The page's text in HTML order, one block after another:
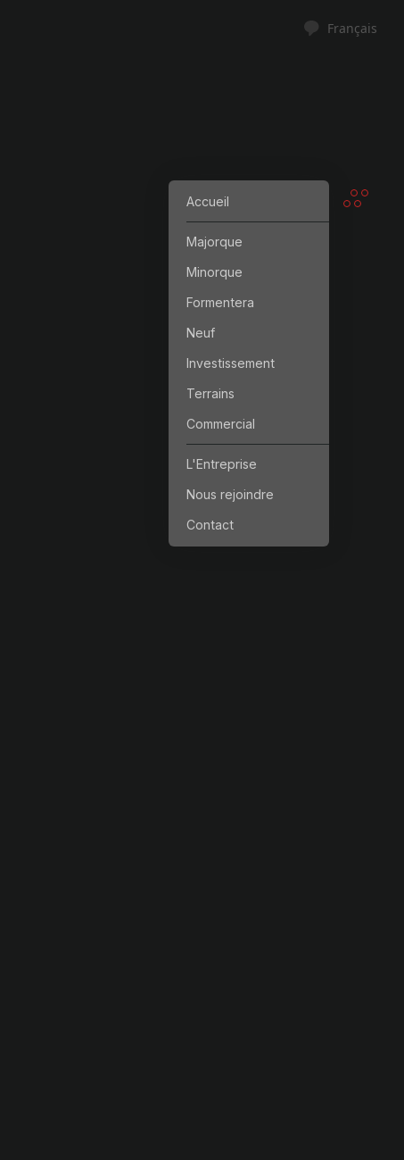
Accueil
Majorque
Minorque
Formentera
Neuf
Investissement
Terrains
Commercial
L'Entreprise
Nous rejoindre
Contact
Français